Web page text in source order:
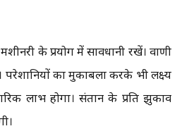
के प्रयोग में सावधानी रखें। वाणी
परेशानियों का मुकाबला करके भी लक्ष्य
लाभ होगा। संतान के प्रति झुकाव